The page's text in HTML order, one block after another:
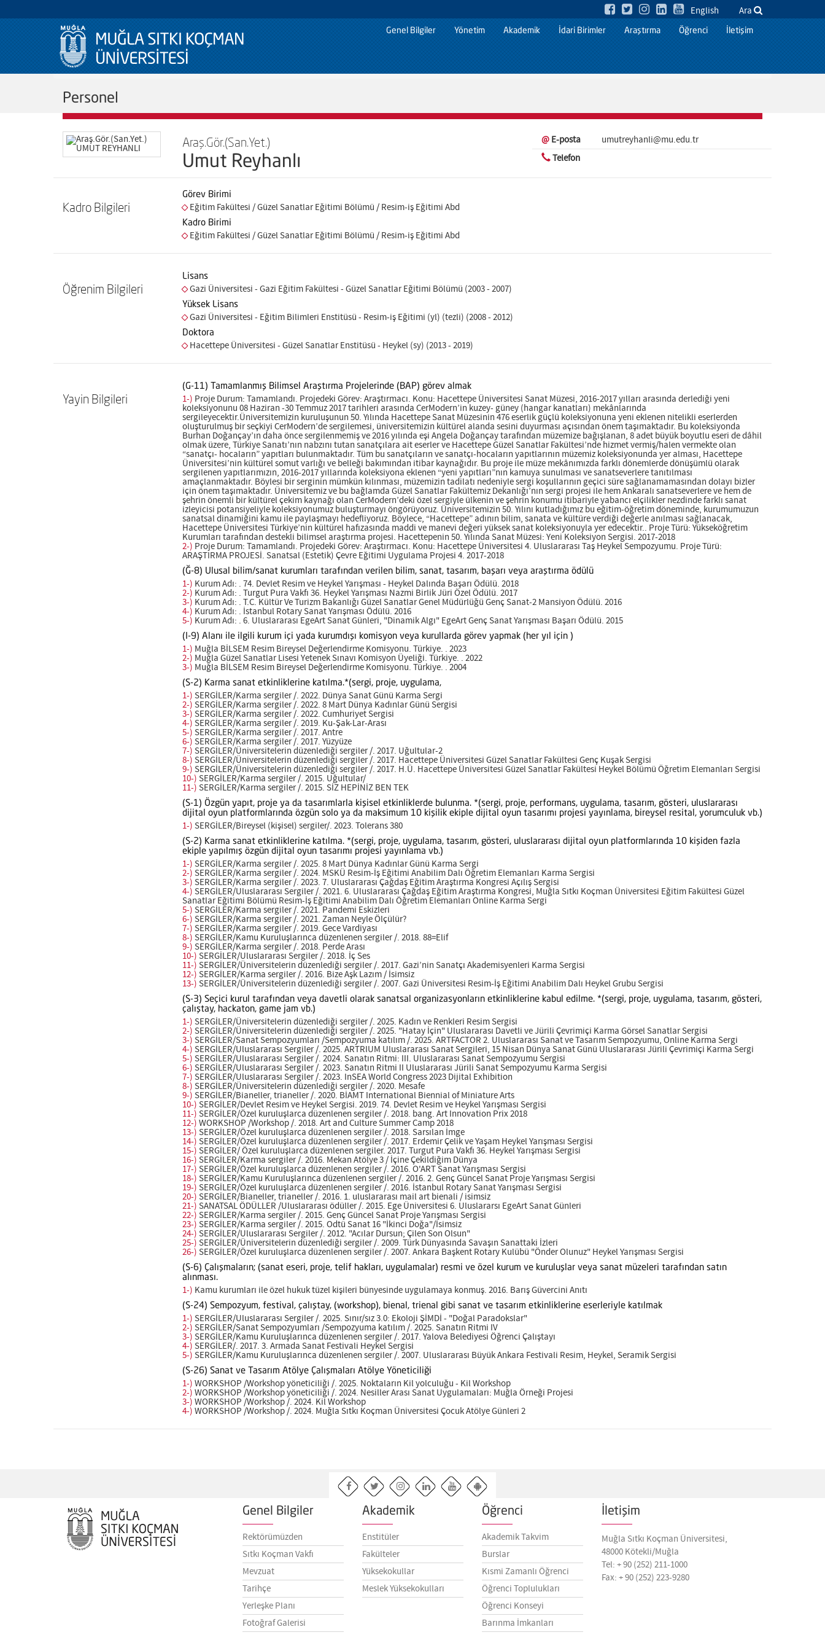
English Ara
Genel Bilgiler Yönetim Akademik İdari Birimler Araştırma Öğrenci İletişim
Personel
Araş.Gör.(San.Yet.)
Umut Reyhanlı
@ E-posta
umutreyhanli@mu.edu.tr
Telefon
Kadro Bilgileri
Görev Birimi
Eğitim Fakültesi / Güzel Sanatlar Eğitimi Bölümü / Resim-iş Eğitimi Abd
Kadro Birimi
Eğitim Fakültesi / Güzel Sanatlar Eğitimi Bölümü / Resim-iş Eğitimi Abd
Öğrenim Bilgileri
Lisans
Gazi Üniversitesi - Gazi Eğitim Fakültesi - Güzel Sanatlar Eğitimi Bölümü (2003 - 2007)
Yüksek Lisans
Gazi Üniversitesi - Eğitim Bilimleri Enstitüsü - Resim-iş Eğitimi (yl) (tezli) (2008 - 2012)
Doktora
Hacettepe Üniversitesi - Güzel Sanatlar Enstitüsü - Heykel (sy) (2013 - 2019)
Yayin Bilgileri
(G-11) Tamamlanmış Bilimsel Araştırma Projelerinde (BAP) görev almak
1-) Proje Durum: Tamamlandı. Projedeki Görev: Araştırmacı. Konu: Hacettepe Üniversitesi Sanat Müzesi, 2016-2017 yılları arasında derlediği yeni
koleksiyonunu 08 Haziran -30 Temmuz 2017 tarihleri arasında CerModern’in kuzey- güney (hangar kanatları) mekânlarında
sergileyecektir.Üniversitemizin kuruluşunun 50. Yılında Hacettepe Sanat Müzesinin 476 eserlik güçlü koleksiyonuna yeni eklenen nitelikli eserlerden
oluşturulmuş bir seçkiyi CerModern’de sergilemesi, üniversitemizin kültürel alanda sesini duyurması açısından önem taşımaktadır. Bu koleksiyonda
Burhan Doğançay’ın daha önce sergilenmemiş ve 2016 yılında eşi Angela Doğançay tarafından müzemize bağışlanan, 8 adet büyük boyutlu eseri de dâhil
olmak üzere, Türkiye Sanatı’nın nabzını tutan sanatçılara ait eserler ve Hacettepe Güzel Sanatlar Fakültesi’nde hizmet vermiş/halen vermekte olan
“sanatçı- hocaların” yapıtları bulunmaktadır. Tüm bu sanatçıların ve sanatçı-hocaların yapıtlarının müzemiz koleksiyonunda yer alması, Hacettepe
Üniversitesi’nin kültürel somut varlığı ve belleği bakımından itibar kaynağıdır. Bu proje ile müze mekânımızda farklı dönemlerde dönüşümlü olarak
sergilenen yapıtlarımızın, 2016-2017 yıllarında koleksiyona eklenen “yeni yapıtları”nın kamuya sunulması ve sanatseverlere tanıtılması
amaçlanmaktadır. Böylesi bir serginin mümkün kılınması, müzemizin tadilatı nedeniyle sergi koşullarının geçici süre sağlanamamasından dolayı bizler
için önem taşımaktadır. Üniversitemiz ve bu bağlamda Güzel Sanatlar Fakültemiz Dekanlığı’nın sergi projesi ile hem Ankaralı sanatseverlere ve hem de
şehrin önemli bir kültürel çekim kaynağı olan CerModern’deki özel sergiyle ülkenin ve şehrin konumu itibariyle yabancı elçilikler nezdinde farklı sanat
izleyicisi potansiyeliyle koleksiyonumuz buluşturmayı öngörüyoruz. Üniversitemizin 50. Yılını kutladığımız bu eğitim-öğretim döneminde, kurumumuzun
sanatsal dinamiğini kamu ile paylaşmayı hedefliyoruz. Böylece, “Hacettepe” adının bilim, sanata ve kültüre verdiği değerle anılması sağlanacak,
Hacettepe Üniversitesi Türkiye’nin kültürel hafızasında maddi ve manevi değeri yüksek sanat koleksiyonuyla yer edecektir.. Proje Türü: Yükseköğretim
Kurumları tarafından destekli bilimsel araştırma projesi. Hacettepenin 50. Yılında Sanat Müzesi: Yeni Koleksiyon Sergisi. 2017-2018
2-) Proje Durum: Tamamlandı. Projedeki Görev: Araştırmacı. Konu: Hacettepe Üniversitesi 4. Uluslararası Taş Heykel Sempozyumu. Proje Türü:
ARAŞTIRMA PROJESİ. Sanatsal (Estetik) Çevre Eğitimi Uygulama Projesi 4. 2017-2018
(Ğ-8) Ulusal bilim/sanat kurumları tarafından verilen bilim, sanat, tasarım, başarı veya araştırma ödülü
1-) Kurum Adı: . 74. Devlet Resim ve Heykel Yarışması - Heykel Dalında Başarı Ödülü. 2018
2-) Kurum Adı: . Turgut Pura Vakfı 36. Heykel Yarışması Nazmi Birlik Jüri Özel Ödülü. 2017
3-) Kurum Adı: . T.C. Kültür Ve Turizm Bakanlığı Güzel Sanatlar Genel Müdürlüğü Genç Sanat-2 Mansiyon Ödülü. 2016
4-) Kurum Adı: . İstanbul Rotary Sanat Yarışması Ödülü. 2016
5-) Kurum Adı: . 6. Uluslararası EgeArt Sanat Günleri, "Dinamik Algı" EgeArt Genç Sanat Yarışması Başarı Ödülü. 2015
(I-9) Alanı ile ilgili kurum içi yada kurumdışı komisyon veya kurullarda görev yapmak (her yıl için )
1-) Muğla BİLSEM Resim Bireysel Değerlendirme Komisyonu. Türkiye. . 2023
2-) Muğla Güzel Sanatlar Lisesi Yetenek Sınavı Komisyon Üyeliği. Türkiye. . 2022
3-) Muğla BİLSEM Resim Bireysel Değerlendirme Komisyonu. Türkiye. . 2004
(S-2) Karma sanat etkinliklerine katılma.*(sergi, proje, uygulama,
1-) SERGİLER/Karma sergiler /. 2022. Dünya Sanat Günü Karma Sergi
2-) SERGİLER/Karma sergiler /. 2022. 8 Mart Dünya Kadınlar Günü Sergisi
3-) SERGİLER/Karma sergiler /. 2022. Cumhuriyet Sergisi
4-) SERGİLER/Karma sergiler /. 2019. Ku-Şak-Lar-Arası
5-) SERGİLER/Karma sergiler /. 2017. Antre
6-) SERGİLER/Karma sergiler /. 2017. Yüzyüze
7-) SERGİLER/Üniversitelerin düzenlediği sergiler /. 2017. Uğultular-2
8-) SERGİLER/Üniversitelerin düzenlediği sergiler /. 2017. Hacettepe Üniversitesi Güzel Sanatlar Fakültesi Genç Kuşak Sergisi
9-) SERGİLER/Üniversitelerin düzenlediği sergiler /. 2017. H.Ü. Hacettepe Üniversitesi Güzel Sanatlar Fakültesi Heykel Bölümü Öğretim Elemanları Sergisi
10-) SERGİLER/Karma sergiler /. 2015. Uğultular/
11-) SERGİLER/Karma sergiler /. 2015. SİZ HEPİNİZ BEN TEK
(S-1) Özgün yapıt, proje ya da tasarımlarla kişisel etkinliklerde bulunma. *(sergi, proje, performans, uygulama, tasarım, gösteri, uluslararası
dijital oyun platformlarında özgün solo ya da maksimum 10 kişilik ekiple dijital oyun tasarımı projesi yayınlama, bireysel resital, yorumculuk vb.)
1-) SERGİLER/Bireysel (kişisel) sergiler/. 2023. Tolerans 380
(S-2) Karma sanat etkinliklerine katılma. *(sergi, proje, uygulama, tasarım, gösteri, uluslararası dijital oyun platformlarında 10 kişiden fazla
ekiple yapılmış özgün dijital oyun tasarımı projesi yayınlama vb.)
1-) SERGİLER/Karma sergiler /. 2025. 8 Mart Dünya Kadınlar Günü Karma Sergi
2-) SERGİLER/Karma sergiler /. 2024. MSKÜ Resim-İş Eğitimi Anabilim Dalı Öğretim Elemanları Karma Sergisi
3-) SERGİLER/Karma sergiler /. 2023. 7. Uluslararası Çağdaş Eğitim Araştırma Kongresi Açılış Sergisi
4-) SERGİLER/Uluslararası Sergiler /. 2021. 6. Uluslararası Çağdaş Eğitim Araştırma Kongresi, Muğla Sıtkı Koçman Üniversitesi Eğitim Fakültesi Güzel
Sanatlar Eğitimi Bölümü Resim-İş Eğitimi Anabilim Dalı Öğretim Elemanları Online Karma Sergi
5-) SERGİLER/Karma sergiler /. 2021. Pandemi Eskizleri
6-) SERGİLER/Karma sergiler /. 2021. Zaman Neyle Ölçülür?
7-) SERGİLER/Karma sergiler /. 2019. Gece Vardiyası
8-) SERGİLER/Kamu Kuruluşlarınca düzenlenen sergiler /. 2018. 88=Elif
9-) SERGİLER/Karma sergiler /. 2018. Perde Arası
10-) SERGİLER/Uluslararası Sergiler /. 2018. İç Ses
11-) SERGİLER/Üniversitelerin düzenlediği sergiler /. 2017. Gazi’nin Sanatçı Akademisyenleri Karma Sergisi
12-) SERGİLER/Karma sergiler /. 2016. Bize Aşk Lazım / İsimsiz
13-) SERGİLER/Üniversitelerin düzenlediği sergiler /. 2007. Gazi Üniversitesi Resim-İş Eğitimi Anabilim Dalı Heykel Grubu Sergisi
(S-3) Seçici kurul tarafından veya davetli olarak sanatsal organizasyonların etkinliklerine kabul edilme. *(sergi, proje, uygulama, tasarım, gösteri,
çalıştay, hackaton, game jam vb.)
1-) SERGİLER/Üniversitelerin düzenlediği sergiler /. 2025. Kadın ve Renkleri Resim Sergisi
2-) SERGİLER/Üniversitelerin düzenlediği sergiler /. 2025. "Hatay İçin" Uluslararası Davetli ve Jürili Çevrimiçi Karma Görsel Sanatlar Sergisi
3-) SERGİLER/Sanat Sempozyumları /Sempozyuma katılım /. 2025. ARTFACTOR 2. Uluslararası Sanat ve Tasarım Sempozyumu, Online Karma Sergi
4-) SERGİLER/Uluslararası Sergiler /. 2025. ARTRIUM Uluslararası Sanat Sergileri, 15 Nisan Dünya Sanat Günü Uluslararası Jürili Çevrimiçi Karma Sergi
5-) SERGİLER/Uluslararası Sergiler /. 2024. Sanatın Ritmi: III. Uluslararası Sanat Sempozyumu Sergisi
6-) SERGİLER/Uluslararası Sergiler /. 2023. Sanatın Ritmi II Uluslararası Jürili Sanat Sempozyumu Karma Sergisi
7-) SERGİLER/Uluslararası Sergiler /. 2023. InSEA World Congress 2023 Dijital Exhibition
8-) SERGİLER/Üniversitelerin düzenlediği sergiler /. 2020. Mesafe
9-) SERGİLER/Bianeller, trianeller /. 2020. BİAMT International Biennial of Miniature Arts
10-) SERGİLER/Devlet Resim ve Heykel Sergisi. 2019. 74. Devlet Resim ve Heykel Yarışması Sergisi
11-) SERGİLER/Özel kuruluşlarca düzenlenen sergiler /. 2018. bang. Art Innovation Prix 2018
12-) WORKSHOP /Workshop /. 2018. Art and Culture Summer Camp 2018
13-) SERGİLER/Özel kuruluşlarca düzenlenen sergiler /. 2018. Sarsılan İmge
14-) SERGİLER/Özel kuruluşlarca düzenlenen sergiler /. 2017. Erdemir Çelik ve Yaşam Heykel Yarışması Sergisi
15-) SERGİLER/ Özel kuruluşlarca düzenlenen sergiler. 2017. Turgut Pura Vakfı 36. Heykel Yarışması Sergisi
16-) SERGİLER/Karma sergiler /. 2016. Mekan Atölye 3 / İçine Çekildiğim Dünya
17-) SERGİLER/Özel kuruluşlarca düzenlenen sergiler /. 2016. O'ART Sanat Yarışması Sergisi
18-) SERGİLER/Kamu Kuruluşlarınca düzenlenen sergiler /. 2016. 2. Genç Güncel Sanat Proje Yarışması Sergisi
19-) SERGİLER/Özel kuruluşlarca düzenlenen sergiler /. 2016. İstanbul Rotary Sanat Yarışması Sergisi
20-) SERGİLER/Bianeller, trianeller /. 2016. 1. uluslararası mail art bienali / isimsiz
21-) SANATSAL ÖDÜLLER /Uluslararası ödüller /. 2015. Ege Üniversitesi 6. Uluslararsı EgeArt Sanat Günleri
22-) SERGİLER/Karma sergiler /. 2015. Genç Güncel Sanat Proje Yarışması Sergisi
23-) SERGİLER/Karma sergiler /. 2015. Odtü Sanat 16 "İkinci Doğa"/İsimsiz
24-) SERGİLER/Uluslararası Sergiler /. 2012. "Acılar Dursun; Çilen Son Olsun"
25-) SERGİLER/Üniversitelerin düzenlediği sergiler /. 2009. Türk Dünyasında Savaşın Sanattaki İzleri
26-) SERGİLER/Özel kuruluşlarca düzenlenen sergiler /. 2007. Ankara Başkent Rotary Kulübü "Önder Olunuz" Heykel Yarışması Sergisi
(S-6) Çalışmaların; (sanat eseri, proje, telif hakları, uygulamalar) resmi ve özel kurum ve kuruluşlar veya sanat müzeleri tarafından satın
alınması.
1-) Kamu kurumları ile özel hukuk tüzel kişileri bünyesinde uygulamaya konmuş. 2016. Barış Güvercini Anıtı
(S-24) Sempozyum, festival, çalıştay, (workshop), bienal, trienal gibi sanat ve tasarım etkinliklerine eserleriyle katılmak
1-) SERGİLER/Uluslararası Sergiler /. 2025. Sınır/sız 3.0: Ekoloji ŞİMDİ - "Doğal Paradokslar"
2-) SERGİLER/Sanat Sempozyumları /Sempozyuma katılım /. 2025. Sanatın Ritmi IV
3-) SERGİLER/Kamu Kuruluşlarınca düzenlenen sergiler /. 2017. Yalova Belediyesi Öğrenci Çalıştayı
4-) SERGİLER/. 2017. 3. Armada Sanat Festivali Heykel Sergisi
5-) SERGİLER/Kamu Kuruluşlarınca düzenlenen sergiler /. 2007. Uluslararası Büyük Ankara Festivali Resim, Heykel, Seramik Sergisi
(S-26) Sanat ve Tasarım Atölye Çalışmaları Atölye Yöneticiliği
1-) WORKSHOP /Workshop yöneticiliği /. 2025. Noktaların Kil yolculuğu - Kil Workshop
2-) WORKSHOP /Workshop yöneticiliği /. 2024. Nesiller Arası Sanat Uygulamaları: Muğla Örneği Projesi
3-) WORKSHOP /Workshop /. 2024. Kil Workshop
4-) WORKSHOP /Workshop /. 2024. Muğla Sıtkı Koçman Üniversitesi Çocuk Atölye Günleri 2
Genel Bilgiler
Rektörümüzden
Sıtkı Koçman Vakfı
Mevzuat
Tarihçe
Yerleşke Planı
Fotoğraf Galerisi
Akademik
Enstitüler
Fakülteler
Yüksekokullar
Meslek Yüksekokulları
Öğrenci
Akademik Takvim
Burslar
Kısmi Zamanlı Öğrenci
Öğrenci Toplulukları
Öğrenci Konseyi
Barınma İmkanları
İletişim
Muğla Sıtkı Koçman Üniversitesi,
48000 Kötekli/Muğla
Tel: + 90 (252) 211-1000
Fax: + 90 (252) 223-9280